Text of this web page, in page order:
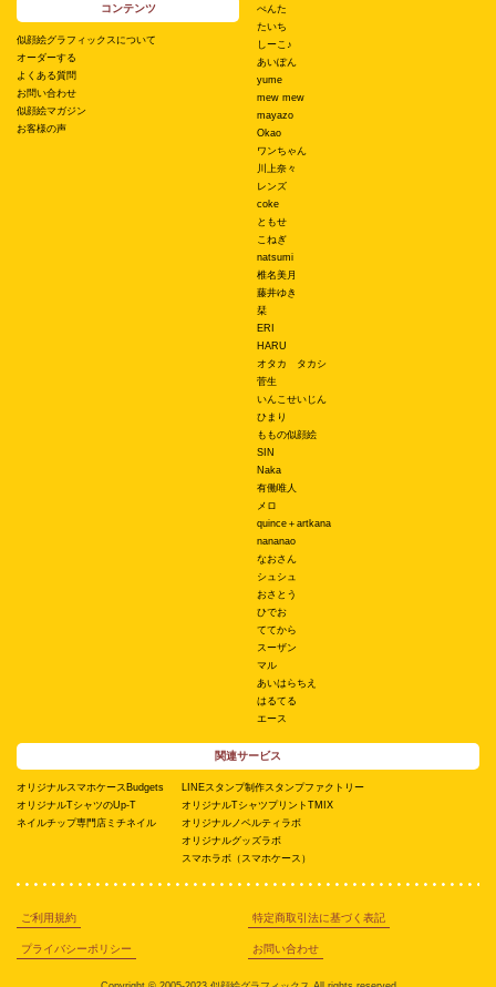
コンテンツ
似顔絵グラフィックスについて
オーダーする
よくある質問
お問い合わせ
似顔絵マガジン
お客様の声
ぺんた
たいち
しーこ♪
あいぽん
yume
mew mew
mayazo
Okao
ワンちゃん
川上奈々
レンズ
coke
ともせ
こねぎ
natsumi
椎名美月
藤井ゆき
栞
ERI
HARU
オタカ タカシ
菅生
いんこせいじん
ひまり
ももの似顔絵
SIN
Naka
有働唯人
メロ
quince＋artkana
nananao
なおさん
シュシュ
おさとう
ひでお
ててから
スーザン
マル
あいはらちえ
はるてる
エース
関連サービス
オリジナルスマホケースBudgets
オリジナルTシャツのUp-T
ネイルチップ専門店ミチネイル
LINEスタンプ制作スタンプファクトリー
オリジナルTシャツプリントTMIX
オリジナルノベルティラボ
オリジナルグッズラボ
スマホラボ（スマホケース）
ご利用規約 特定商取引法に基づく表記
プライバシーポリシー お問い合わせ